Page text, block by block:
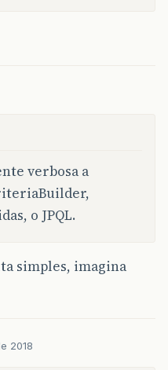
verbosa a
o JPQL.
simples, imagina
2018